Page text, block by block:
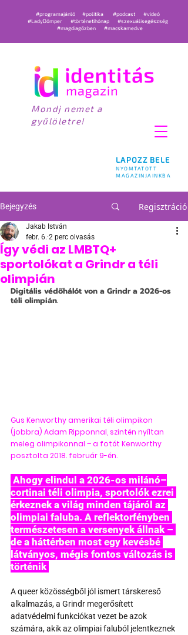
LAPOZZ BELE
NYOMTATOTT
MAGAZINJAINKBA
#programajánló #politika #podcast
#videó
#LadyDömper
#történetihónap
#szexuálisegészség
#magdiagőzben
#macskamedve
Mondj nemet a
gyűlöletre!
Bejegyzés Regisztráció
Így védi az LMBTQ+
sportolókat a Grindr a téli
olimpián
Jakab István
febr. 6. 2 perc olvasás
Digitális védőhálót von a Grindr a 2026-os
téli olimpián.
Gus Kenworthy amerikai téli olimpikon
(jobbra) Adam Ripponnal, szintén nyíltan
meleg olimpikonnal – a fotót Kenworthy
posztolta 2018. február 9-én.
cortinai téli olimpia, sportolók ezrei
érkeznek a világ minden tájáról az
olimpiai faluba. A reflektorfényben
természetesen a versenyek állnak –
de a háttérben most egy kevésbé
látványos, mégis fontos változás is
történik
A queer közösségből jól ismert társkereső
alkalmazás, a Grindr megerősített
adatvédelmi funkciókat vezet be azok
számára, akik az olimpiai faluból jelentkeznek